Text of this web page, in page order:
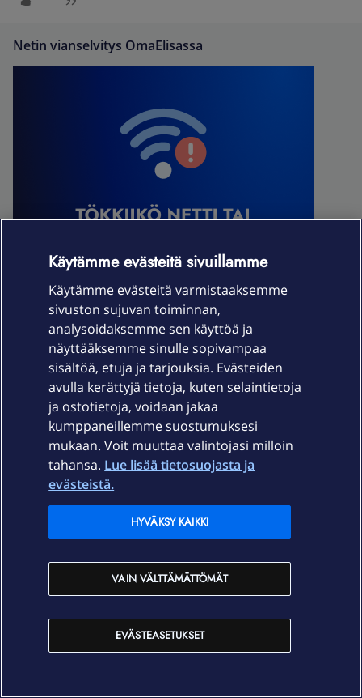
Netin vianselvitys OmaElisassa
OmaYhteisön kuukausikirje kesäkuu 2026
Etkö löytänyt etsimääsi?
OmaYhteisö on valmiina auttamaan!
Käytämme evästeitä sivuillamme
Käytämme evästeitä varmistaaksemme
sivuston sujuvan toiminnan,
analysoidaksemme sen käyttöä ja
näyttääksemme sinulle sopivampaa
sisältöä, etuja ja tarjouksia. Evästeiden
avulla kerättyjä tietoja, kuten selaintietoja
ja ostotietoja, voidaan jakaa
kumppaneillemme suostumuksesi
mukaan. Voit muuttaa valintojasi milloin
tahansa. Lue lisää tietosuojasta ja
evästeistä.
EVÄSTEASETUKSET
VAIN VÄLTTÄMÄTTÖMÄT
HYVÄKSY KAIKKI